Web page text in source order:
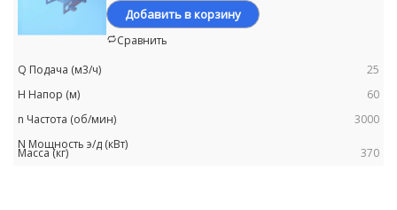
Добавить в корзину
Сравнить
25
60
3000
370